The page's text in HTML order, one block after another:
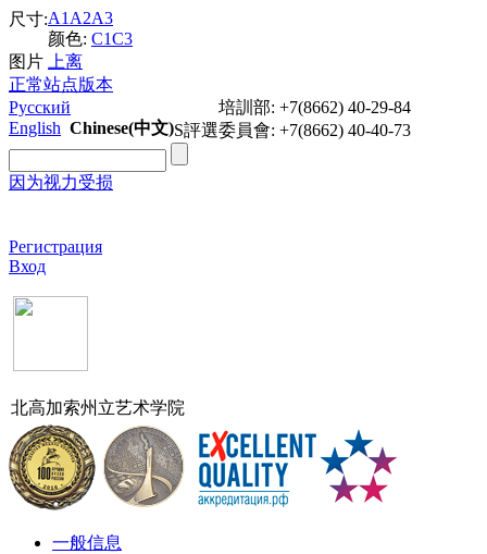
尺寸:A1 A2A3
颜色: C1C3
图片
上离
正常站点版本
Русский
English Chinese(中文)
培訓部: +7(8662) 40-29-84
S評選委員會: +7(8662) 40-40-73
因为视力受损
Регистрация
Вход
北高加索州立艺术学院
一般信息